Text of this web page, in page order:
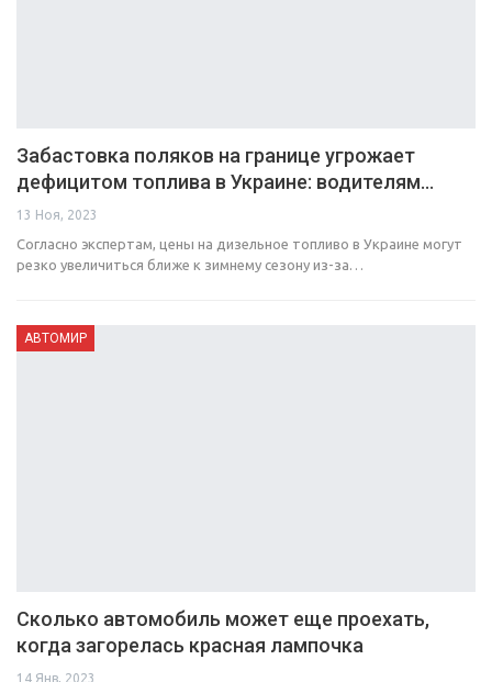
Забастовка поляков на границе угрожает
дефицитом топлива в Украине: водителям…
13 Ноя, 2023
Согласно экспертам, цены на дизельное топливо в Украине могут
резко увеличиться ближе к зимнему сезону из-за…
АВТОМИР
Сколько автомобиль может еще проехать,
когда загорелась красная лампочка
14 Янв, 2023